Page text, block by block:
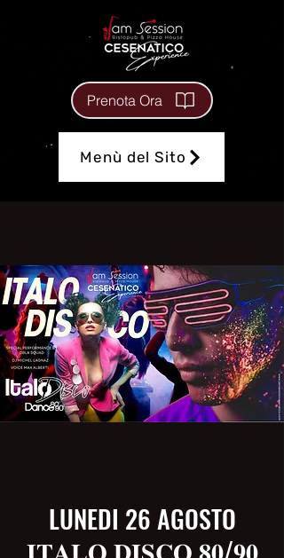
Menù del Sito
Prenota Ora
LUNEDI 26 AGOSTO
𝐈𝐓𝐀𝐋𝐎 𝐃𝐈𝐒𝐂𝐎 𝟖𝟎/𝟗𝟎